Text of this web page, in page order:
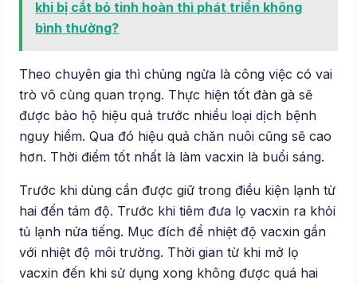
khi bị cắt bỏ tinh hoàn thì phát triển không
bình thường?
Theo chuyên gia thì chủng ngừa là công việc có vai
trò vô cùng quan trọng. Thực hiện tốt đàn gà sẽ
được bảo hộ hiệu quả trước nhiều loại dịch bệnh
nguy hiểm. Qua đó hiệu quả chăn nuôi cũng sẽ cao
hơn. Thời điểm tốt nhất là làm vacxin là buổi sáng.
Trước khi dùng cần được giữ trong điều kiện lạnh từ
hai đến tám độ. Trước khi tiêm đưa lọ vacxin ra khỏi
tủ lạnh nửa tiếng. Mục đích để nhiệt độ vacxin gần
với nhiệt độ môi trường. Thời gian từ khi mở lọ
vacxin đến khi sử dụng xong không được quá hai